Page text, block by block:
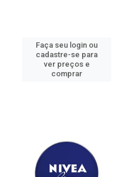
Faça seu login ou
cadastre-se para
ver preços e
comprar